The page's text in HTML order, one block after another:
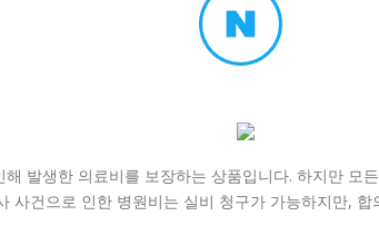
발생한 의료비를 보장하는 상품입니다. 하지만 모
사건으로 인한 병원비는 실비 청구가 가능하지만,